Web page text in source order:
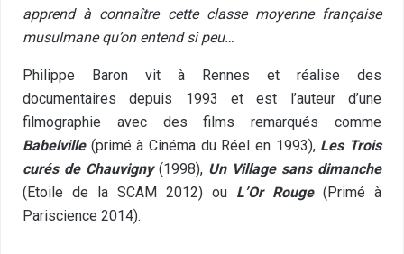
apprend à connaître cette classe moyenne française
musulmane qu’on entend si peu…
Philippe Baron vit à Rennes et réalise des
documentaires depuis 1993 et est l’auteur d’une
filmographie avec des films remarqués comme
Babelville(primé à Cinéma du Réel en 1993), Les Trois
curés de Chauvigny(1998), Un Village sans dimanche
(Etoile de la SCAM 2012) ou L’Or Rouge(Primé à
Pariscience 2014).